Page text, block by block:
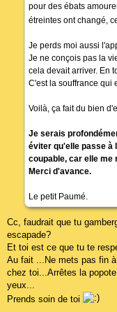
pour des ébats
étreintes ont changé,
Je perds moi aussi
Je ne conçois pas la
cela devait arriver. En
C'est la souffrance qui
Voilà, ça fait du bien
Je serais
éviter qu'elle passe à
coupable, car elle me
Merci d'avance.
Le petit Paumé.
Cc, faudrait que tu
escapade?
Et toi est ce que tu te
Au fait ...Ne mets pas fin
chez toi...Arrêtes la
yeux...
Prends soin de toi